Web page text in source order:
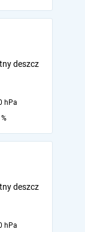
deszcz
hPa
deszcz
hPa